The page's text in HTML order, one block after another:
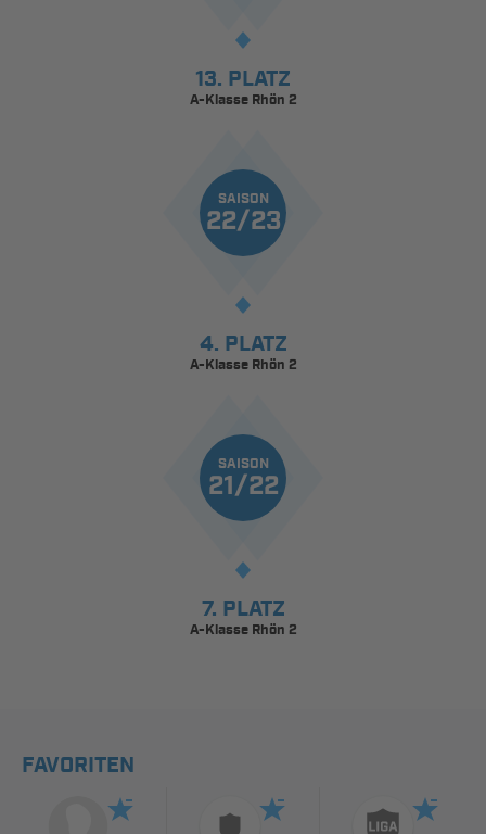
13. PLATZ
A-Klasse Rhön 2
SAISON
22/23
4. PLATZ
A-Klasse Rhön 2
SAISON
21/22
7. PLATZ
A-Klasse Rhön 2
FAVORITEN